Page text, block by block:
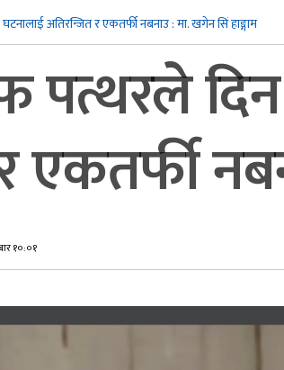
अतिरन्जित र एकतर्फी नबनाउ : मा. खगेन सिं हाङ्गाम
पत्थरले
एकतर्फी
१०:०१